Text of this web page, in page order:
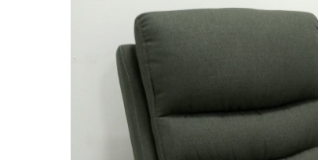
לחצ/י אנטר לחיפוש או ESC ליציאה